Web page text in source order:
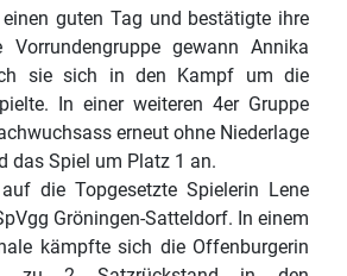
guten Tag und bestätigte ihre
Vorrundengruppe gewann Annika
sie sich in den Kampf um die
In einer weiteren 4er Gruppe
erneut ohne Niederlage
das Spiel um Platz 1 an.
die Topgesetzte Spielerin Lene
Gröningen-Satteldorf. In einem
kämpfte sich die Offenburgerin